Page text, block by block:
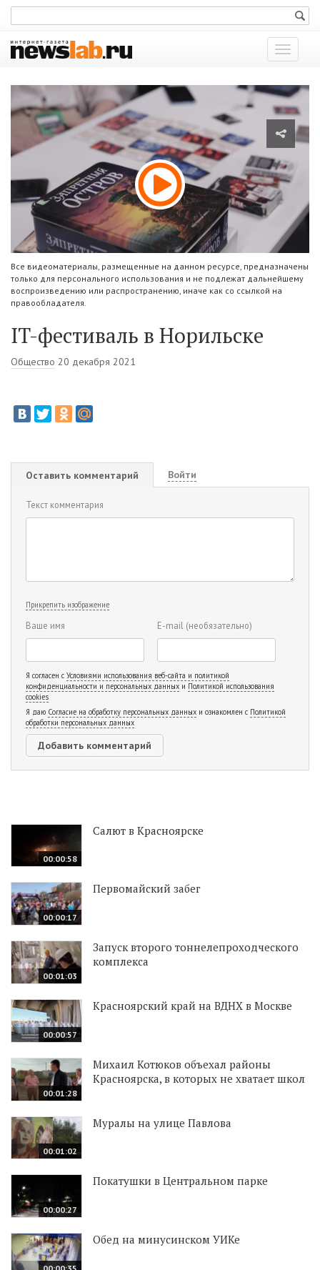
Показать
меню
Все видеоматериалы, размещенные на данном ресурсе, предназначены
только для персонального использования и не подлежат дальнейшему
воспроизведению или распространению, иначе как со ссылкой на
правообладателя.
IT-фестиваль в Норильске
Общество 20 декабря 2021
Оставить комментарий Войти
Текст комментария
Прикрепить изображение
Ваше имя E-mail (необязательно)
Я согласен с Условиями использования веб-сайта и политикой
конфиденциальности и персональных данных и Политикой использования
cookies
Я даю Согласие на обработку персональных данных и ознакомлен с Политикой
обработки персональных данных
00:00:58
Салют в Красноярске
00:00:17
Первомайский забег
00:01:03
Запуск второго тоннелепроходческого
комплекса
00:00:57
Красноярский край на ВДНХ в Москве
00:01:28
Михаил Котюков объехал районы
Красноярска, в которых не хватает школ
00:01:02
Муралы на улице Павлова
00:00:27
Покатушки в Центральном парке
Обед на минусинском УИКе